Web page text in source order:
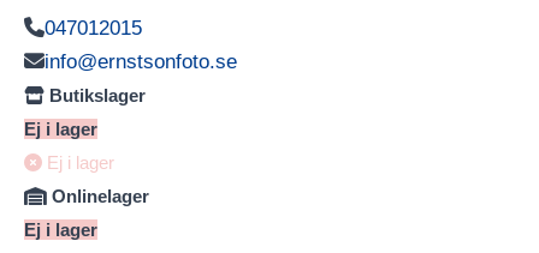
047012015
info@ernstsonfoto.se
Butikslager
Ej i lager
Ej i lager
Onlinelager
Ej i lager